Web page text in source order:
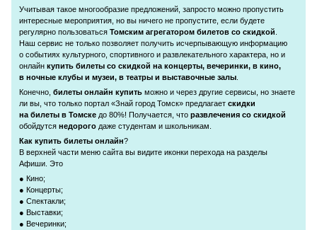
Учитывая такое многообразие предложений, запросто можно пропустить
интересные мероприятия, но вы ничего не пропустите, если будете
регулярно пользоваться Томским агрегатором билетов со скидкой
Наш сервис не только позволяет получить исчерпывающую информацию
о событиях культурного, спортивного и развлекательного характера, но и
онлайн купить билеты со скидкой на концерты, вечеринки, в кино,
в ночные клубы и музеи, в театры и выставочные залы
Конечно, билеты онлайн купить можно и через другие сервисы, но знаете
ли вы, что только портал «Знай город Томск» предлагает скидки
на билеты в Томске до 80%! Получается, что развлечения со скидкой
обойдутся недорого даже студентам и школьникам.
Как купить билеты онлайн?
В верхней части меню сайта вы видите иконки перехода на разделы
Афиши. Это
● Кино;
● Концерты;
● Спектакли;
● Выставки;
● Вечеринки;